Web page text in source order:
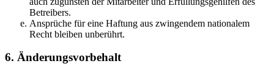
Betreibers.
Ansprüche für eine Haftung aus zwingendem nationalem
Recht bleiben unberührt.
6. Änderungsvorbehalt